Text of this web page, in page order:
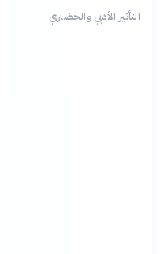
التأثير الأدبي والحضاري